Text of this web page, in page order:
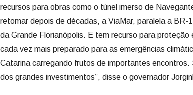
recursos para obras como o túnel imerso de
retomar depois de décadas, a ViaMar, paralela a BR-
da Grande Florianópolis. E tem recurso para
cada vez mais preparado para as emergências
Catarina carregando frutos de importantes
dos grandes investimentos”, disse o governador